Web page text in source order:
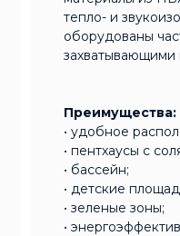
тепло- и
оборудованы
захватывающими
Преимущества:
• удобное
• пентхаусы с
• бассейн;
• детские
• зеленые зоны;
•